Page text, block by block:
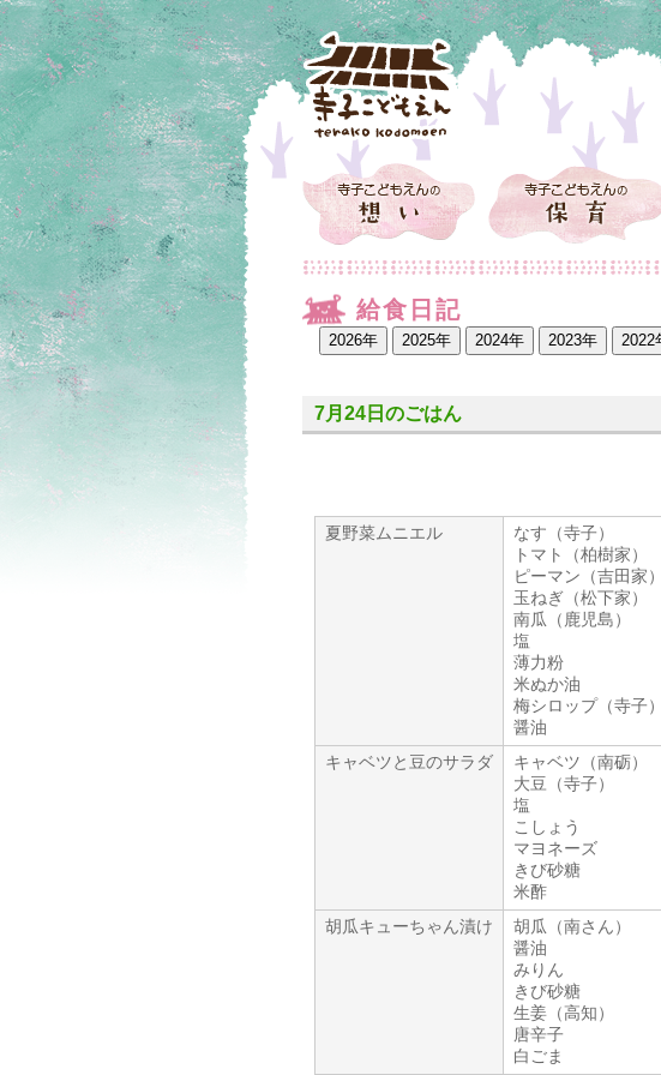
給食日記
7月24日のごはん
夏野菜ムニエル
なす（寺子）
トマト（柏樹家）
ピーマン（吉田家）
玉ねぎ（松下家）
南瓜（鹿児島）
塩
薄力粉
米ぬか油
梅シロップ（寺子）
醤油
キャベツと豆のサラダ
キャベツ（南砺）
大豆（寺子）
塩
こしょう
マヨネーズ
きび砂糖
米酢
胡瓜キューちゃん漬け
胡瓜（南さん）
醤油
みりん
きび砂糖
生姜（高知）
唐辛子
白ごま